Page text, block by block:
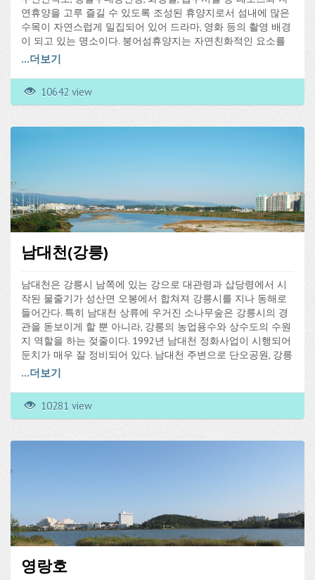
연휴양을 고루 즐길 수 있도록 조성된 휴양지로서 섬내에 많은
수목이 자연스럽게 밀집되어 있어 드라마, 영화 등의 촬영 배경
이 되고 있는 명소이다. 붕어섬휴양지는 자연친화적인 요소를
최대한 가미한 4계절 녹색체험휴양지로서 관광객에게 인기가
높다. 붕어섬 주변에는 다량의 민물어종이 서식하고 있으며, 특
히, 배스낚시터로 유명하다. 붕어섬에 진입하는 방법도 승용차
를 이용해 바로 붕어섬까지 진입할 수 있게 되어 있어 시간도
...더보기
10642 view
남대천(강릉)
남대천은 강릉시 남쪽에 있는 강으로 대관령과 삽당령에서 시
작된 물줄기가 성산면 오봉에서 합쳐져 강릉시를 지나 동해로
들어간다. 특히 남대천 상류에 우거진 소나무숲은 강릉시의 경
관을 돋보이게 할 뿐 아니라, 강릉의 농업용수와 상수도의 수원
지 역할을 하는 젖줄이다. 1992년 남대천 정화사업이 시행되어
둔치가 매우 잘 정비되어 있다. 남대천 주변으로 단오공원, 강릉
단오문화관(
등이 있다. 매년 음력 5월 5일이면 이곳 둔치에서 단오제가 개
최된다.
...더보기
10281 view
영랑호